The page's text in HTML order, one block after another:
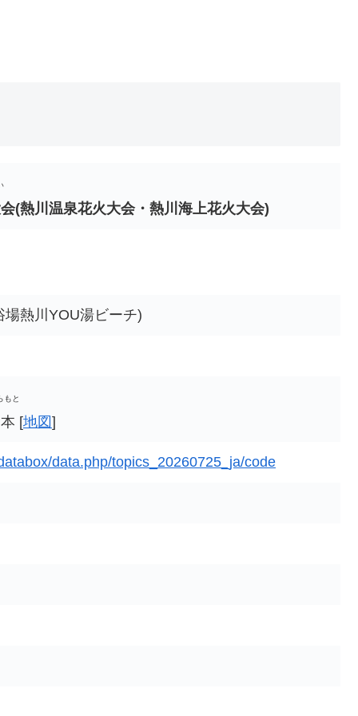
(熱川温泉花火大会・熱川海上花火大会)
熱川YOU湯ビーチ)
もと
[地図]
data.php/topics_20260725_ja/code